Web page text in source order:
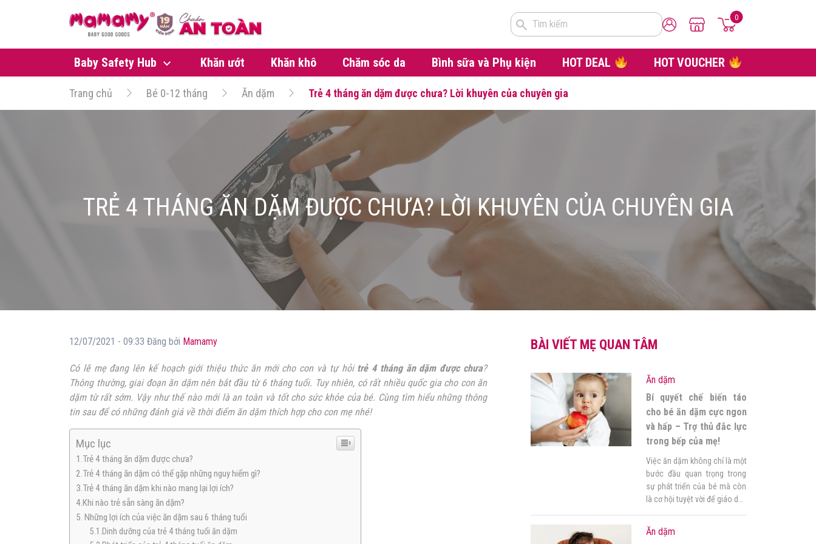
Tìm kiếm
0
Baby Safety Hub Khăn ướt Khăn khô Chăm sóc da Bình sữa và Phụ kiện HOT DEAL HOT VOUCHER
Trang chủ Bé 0-12 tháng Ăn dặm Trẻ 4 tháng ăn dặm được chưa? Lời khuyên của chuyên gia
TRẺ 4 THÁNG ĂN DẶM ĐƯỢC CHƯA? LỜI KHUYÊN CỦA CHUYÊN GIA
12/07/2021 - 09:33 Đăng bởi Mamamy
Có lẽ mẹ đang lên kế hoạch giới thiệu thức ăn mới cho con và tự hỏi trẻ 4 tháng ăn dặm được chưa?
Thông thường, giai đoạn ăn dặm nên bắt đầu từ 6 tháng tuổi. Tuy nhiên, có rất nhiều quốc gia cho con ăn
dặm từ rất sớm. Vậy như thế nào mới là an toàn và tốt cho sức khỏe của bé. Cùng tìm hiểu những thông
tin sau để có những đánh giá về thời điểm ăn dặm thích hợp cho con mẹ nhé!
Mục lục
1.Trẻ 4 tháng ăn dặm được chưa?
2.Trẻ 4 tháng ăn dặm có thể gặp những nguy hiểm gì?
3.Trẻ 4 tháng ăn dặm khi nào mang lại lợi ích?
4.Khi nào trẻ sẵn sàng ăn dặm?
5. Những lợi ích của việc ăn dặm sau 6 tháng tuổi
5.1.Dinh dưỡng của trẻ 4 tháng tuổi ăn dặm
BÀI VIẾT MẸ QUAN TÂM
Ăn dặm
Bí quyết chế biến táo
cho bé ăn dặm cực ngon
và hấp – Trợ thủ đắc lực
trong bếp của mẹ!
Việc ăn dặm không chỉ là một
bước đầu quan trọng trong
sự phát triển của bé mà còn
là cơ hội tuyệt vời để giáo dục
dặm bằng trái cây luôn là một
sự lựa chọn hàng đầu của
Ăn dặm